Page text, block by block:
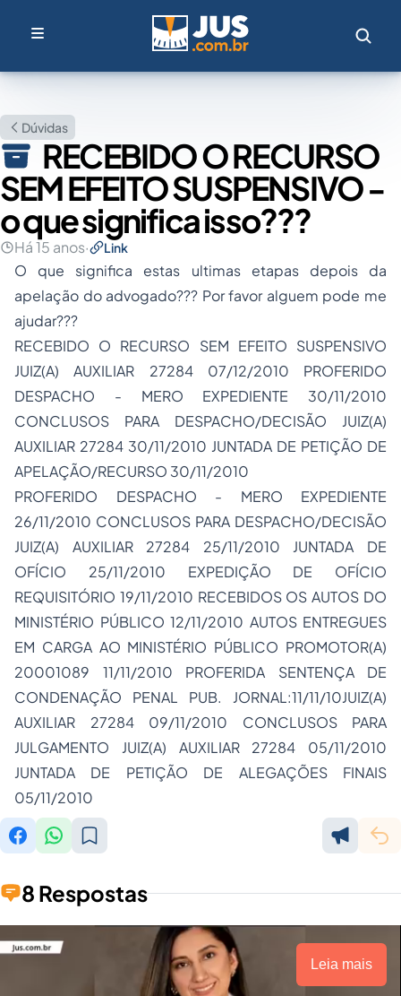
Dúvidas
RECEBIDO O RECURSO
SEM EFEITO SUSPENSIVO -
o que significa isso???
Há 15 anos· Link
O que significa estas ultimas etapas depois da
apelação do advogado??? Por favor alguem pode me
ajudar???
RECEBIDO O RECURSO SEM EFEITO SUSPENSIVO
JUIZ(A) AUXILIAR 27284 07/12/2010 PROFERIDO
DESPACHO - MERO EXPEDIENTE 30/11/2010
CONCLUSOS PARA DESPACHO/DECISÃO JUIZ(A)
AUXILIAR 27284 30/11/2010 JUNTADA DE PETIÇÃO DE
APELAÇÃO/RECURSO 30/11/2010
PROFERIDO DESPACHO - MERO EXPEDIENTE
26/11/2010 CONCLUSOS PARA DESPACHO/DECISÃO
JUIZ(A) AUXILIAR 27284 25/11/2010 JUNTADA DE
OFÍCIO 25/11/2010 EXPEDIÇÃO DE OFÍCIO
REQUISITÓRIO 19/11/2010 RECEBIDOS OS AUTOS DO
MINISTÉRIO PÚBLICO 12/11/2010 AUTOS ENTREGUES
EM CARGA AO MINISTÉRIO PÚBLICO PROMOTOR(A)
20001089 11/11/2010 PROFERIDA SENTENÇA DE
CONDENAÇÃO PENAL PUB. JORNAL:11/11/10JUIZ(A)
AUXILIAR 27284 09/11/2010 CONCLUSOS PARA
JULGAMENTO JUIZ(A) AUXILIAR 27284 05/11/2010
JUNTADA DE PETIÇÃO DE ALEGAÇÕES FINAIS
05/11/2010
8 Respostas
Leia mais